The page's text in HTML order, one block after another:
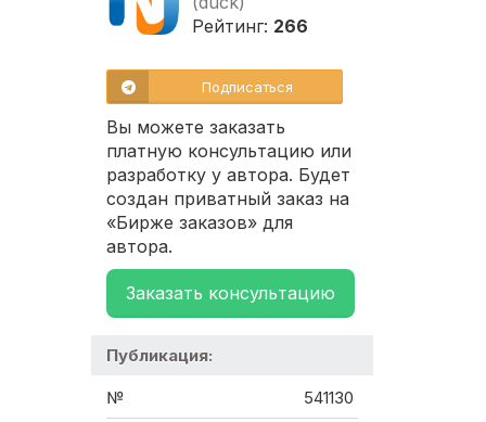
Рейтинг: 266
Подписаться
Вы можете заказать
платную консультацию или
разработку у автора. Будет
создан приватный заказ на
«Бирже заказов» для
автора.
Заказать консультацию
Публикация:
№ 541130